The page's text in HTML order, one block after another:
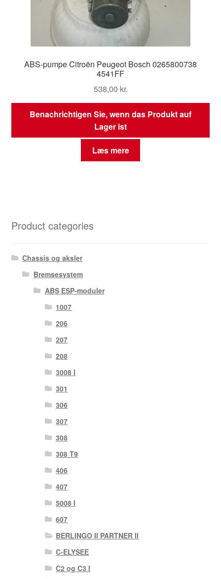
ABS-pumpe Citroën Peugeot Bosch 0265800738
4541FF
538,00 kr.
Benachrichtigen Sie, wenn das Produkt auf
Lager ist
Læs mere
Product categories
Chassis og aksler
Bremsesystem
ABS ESP-moduler
1007
206
207
208
3008 I
301
306
307
308
308 T9
406
407
5008 I
607
BERLINGO II PARTNER II
C-ELYSEE
C2 og C3 I